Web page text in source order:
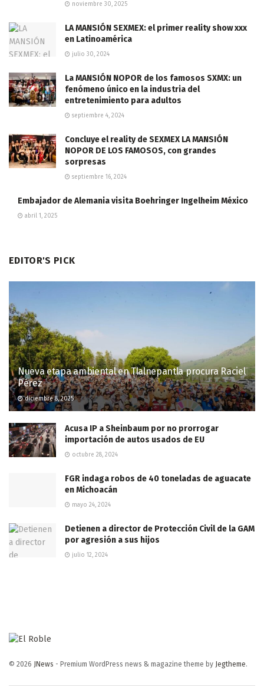
noviembre 30, 2025
LA MANSIÓN SEXMEX: el primer reality show xxx
en Latinoamérica
julio 30, 2024
La MANSIÓN NOPOR de los famosos SXMX: un
fenómeno único en la industria del
entretenimiento para adultos
septiembre 4, 2024
Concluye el reality de SEXMEX LA MANSIÓN
NOPOR DE LOS FAMOSOS, con grandes
sorpresas
septiembre 16, 2024
Embajador de Alemania visita Boehringer Ingelheim México
abril 1, 2025
EDITOR'S PICK
Nueva etapa ambiental en Tlalnepantla procura Raciel
Pérez
diciembre 8, 2025
Acusa IP a Sheinbaum por no prorrogar
importación de autos usados de EU
octubre 28, 2024
FGR indaga robos de 40 toneladas de aguacate
en Michoacán
mayo 24, 2024
Detienen a director de Protección Civil de la GAM
por agresión a sus hijos
julio 12, 2024
© 2026 JNews - Premium WordPress news & magazine theme by Jegtheme.